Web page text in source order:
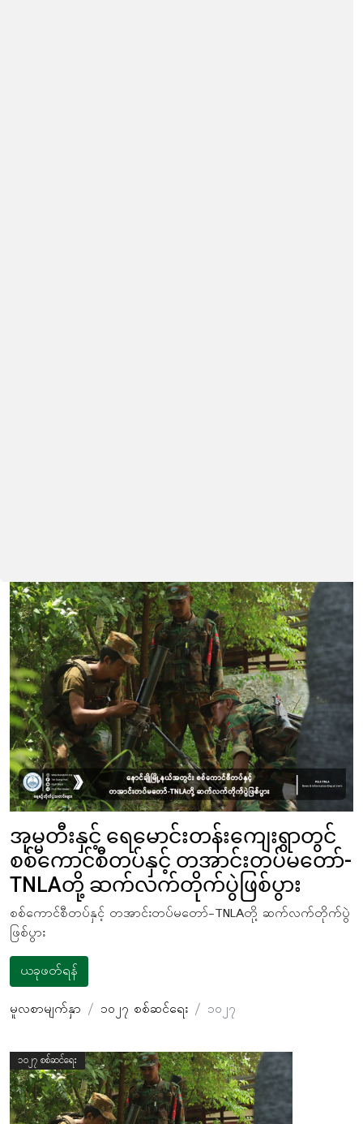
အုမ္မတီးနှင့် ရေမောင်းတန်းကျေးရွာတွင်
စစ်ကောင်စီတပ်နှင့် တအာင်းတပ်မတော်-
TNLAတို့ ဆက်လက်တိုက်ပွဲဖြစ်ပွား
စစ်ကောင်စီတပ်နှင့် တအာင်းတပ်မတော်-TNLAတို့ ဆက်လက်တိုက်ပွဲ
ဖြစ်ပွား
ယခုဖတ်ရန်
မူလစာမျက်နှာ
၁၀၂၇ စစ်ဆင်ရေး ၁၀၂၇
၁၀၂၇ စစ်ဆင်ရေး